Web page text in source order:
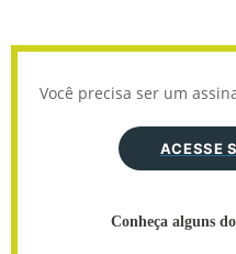
Você precisa ser um
ACESSE
Conheça alguns